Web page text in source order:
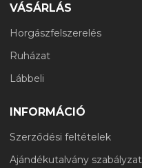
VÁSÁRLÁS
Horgászfelszerelés
Ruházat
Lábbeli
INFORMÁCIÓ
Szerződési feltételek
Ajándékutalvány szabályzat